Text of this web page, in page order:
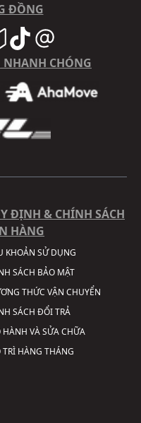
ĐỒNG
CHÓNG
ĐỊNH & CHÍNH SÁCH
HÀNG
KHOẢN SỬ DỤNG
SÁCH BẢO MẬT
THỨC VẬN CHUYỂN
SÁCH ĐỔI TRẢ
HÀNH VÀ SỬA CHỮA
TRÌ HÀNG THÁNG